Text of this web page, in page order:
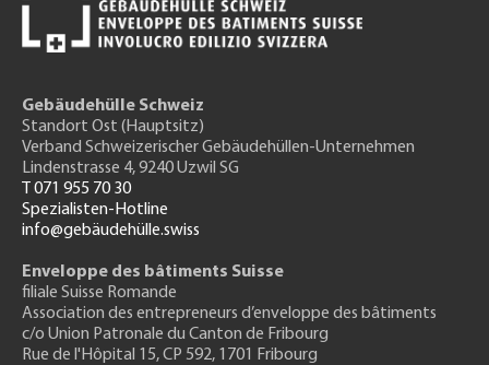
Gebäudehülle Schweiz
Standort Ost (Hauptsitz)
Verband Schweizerischer Gebäudehüllen-Unternehmen
Lindenstrasse 4, 9240 Uzwil SG
T 071 955 70 30
Spezialisten-Hotline
info@gebäudehülle.swiss
Enveloppe des bâtiments Suisse
filiale Suisse Romande
Association des entrepreneurs d’enveloppe des bâtiments
c/o Union Patronale du Canton de Fribourg
Rue de l'Hôpital 15, CP 592, 1701 Fribourg